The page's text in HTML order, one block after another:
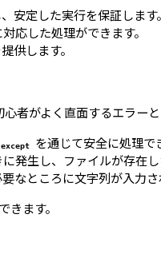
安定した実行を保証します。
応した処理ができます。
供します。
者がよく直面するエラー
を通じて安全に処理で
発生し、ファイルが存在
なところに文字列が入力さ
きます。